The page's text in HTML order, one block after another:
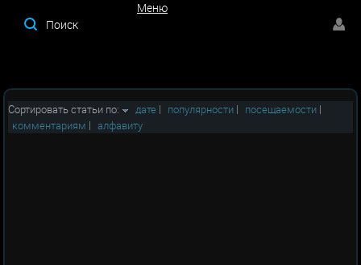
Меню
Сортировать статьи по: дате | популярности | посещаемости |
комментариям | алфавиту